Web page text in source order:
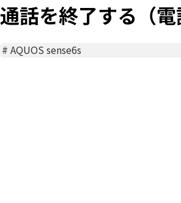
通話を終了する（
#AQUOS sense6s